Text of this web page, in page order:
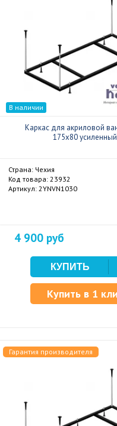
Сравнить
В наличии
Каркас для акриловой
175x80 усиленный
Страна: Чехия
Код товара: 23932
Артикул: 2YNVN1030
4 900 руб
Купить в 1
Гарантия производителя